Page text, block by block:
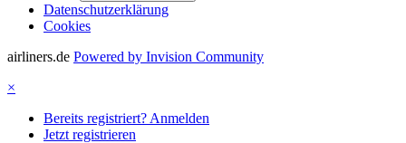
Datenschutzerklärung
Cookies
airliners.de Powered by Invision Community
×
Bereits registriert? Anmelden
Jetzt registrieren